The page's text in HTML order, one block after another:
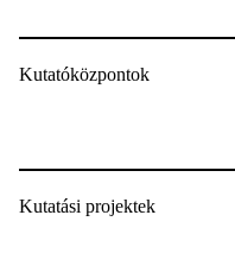
Kutatóközpontok
Kutatási projektek